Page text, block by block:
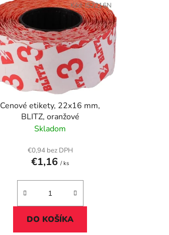
n
i
e
p
r
o
d
u
k
Cenové etikety, 22x16 mm,
BLITZ, oranžové
Skladom
€0,94 bez DPH
€1,16/ ks
DO KOŠÍKA
Kód:IS2216N